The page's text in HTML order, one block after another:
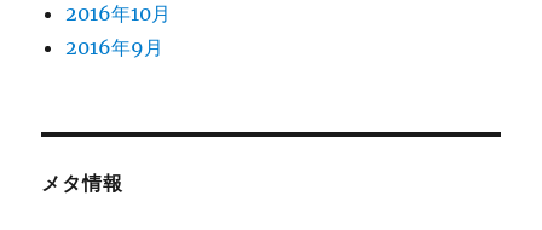
2016年10月
2016年9月
メタ情報